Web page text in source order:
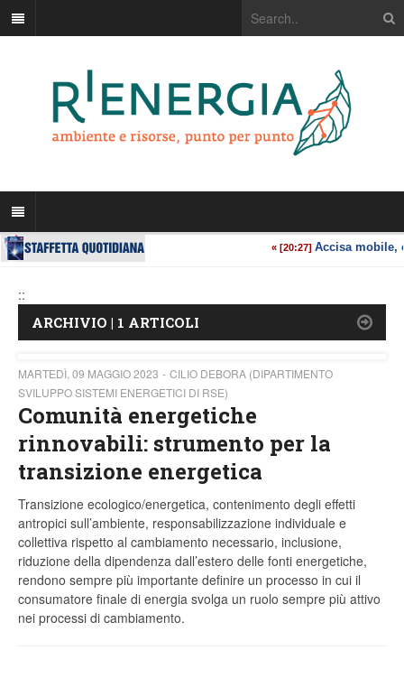
::
ARCHIVIO | 1 ARTICOLI
MARTEDÌ, 09 MAGGIO 2023
CILIO DEBORA (DIPARTIMENTO
SVILUPPO SISTEMI ENERGETICI DI RSE)
Comunità energetiche
rinnovabili: strumento per la
transizione energetica
Transizione ecologico/energetica, contenimento degli effetti
antropici sull’ambiente, responsabilizzazione individuale e
collettiva rispetto al cambiamento necessario, inclusione,
riduzione della dipendenza dall’estero delle fonti energetiche,
rendono sempre più importante definire un processo in cui il
consumatore finale di energia svolga un ruolo sempre più attivo
nei processi di cambiamento.